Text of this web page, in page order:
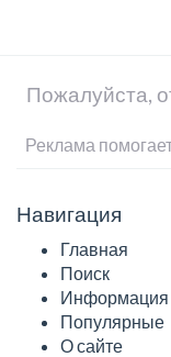
Пожалуйста,
Навигация
Главная
Поиск
Информация
Популярные
О сайте